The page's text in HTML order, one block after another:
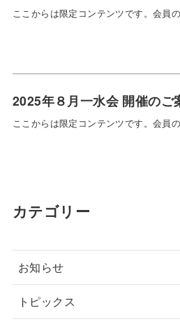
ここからは限定コンテンツです。会員
2025年８月一水会 開催のご
ここからは限定コンテンツです。会員
カテゴリー
お知らせ
トピックス